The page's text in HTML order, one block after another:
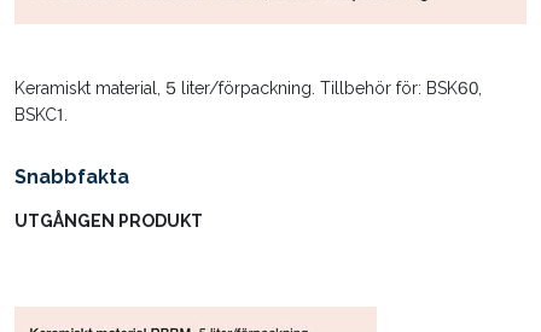
Keramiskt material, 5 liter/förpackning. Tillbehör för: BSK60,
BSKC1.
Snabbfakta
UTGÅNGEN PRODUKT